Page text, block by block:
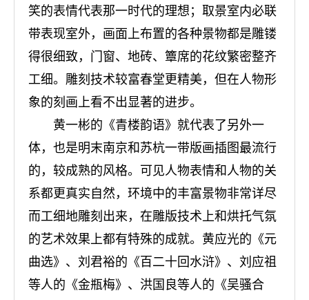
笑的表情代表那一时代的理想；取景室内必联
带表现室外，画面上布置的各种景物都是雕镂
得很细致，门窗、地砖、簟席的花纹繁密整齐
工细。雕刻技术较富春堂更精美，但在人物形
象的刻画上看不出显著的进步。
黄一彬的《青楼韵语》就代表了另外一
体，也是明末南京和苏杭一带版画插图最流行
的，较成熟的风格。可见人物表情和人物的关
系都更真实自然，环境中的丰富景物非常详尽
而工细地雕刻出来，在雕版技术上和烘托气氛
的艺术效果上都有特殊的成就。黄应光的《元
曲选》、刘君裕的《百二十回水浒》、刘应祖
等人的《金瓶梅》、洪国良等人的《吴骚合